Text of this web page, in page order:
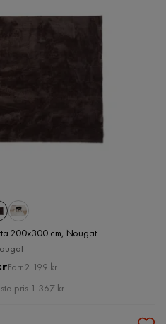
200x300 cm, Nougat
Pris
Original
Pris
Förr 2 199 kr
pris 1 367 kr